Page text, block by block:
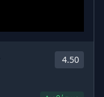
4.50